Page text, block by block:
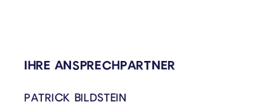
VERKNÜPFTE INHALTE
IHRE ANSPRECHPARTNER
PATRICK BILDSTEIN